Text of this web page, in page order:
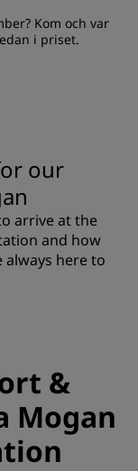
Kom och var
i priset.
our
arrive at the
and how
here to
&
Mogan